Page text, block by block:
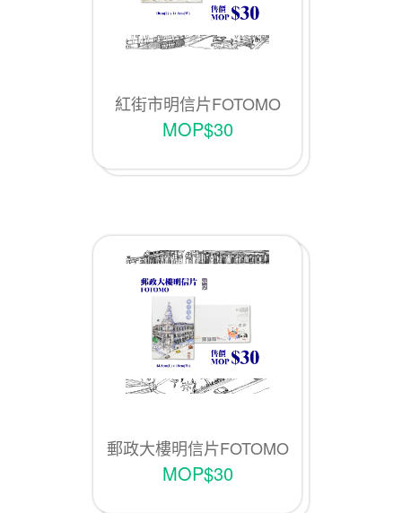
紅街市明信片FOTOMO
MOP$30
郵政大樓明信片FOTOMO
MOP$30